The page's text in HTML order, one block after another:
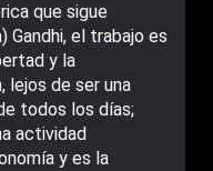
que sigue
el trabajo es
y la
lejos de ser una
todos los días;
actividad
y es la